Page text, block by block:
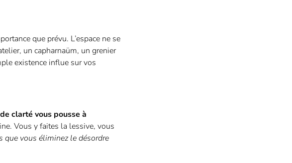
que prévu. L’espace ne se
un capharnaüm, un grenier
existence influe sur vos
clarté vous pousse à
Vous y faites la lessive, vous
que vous éliminez le désordre